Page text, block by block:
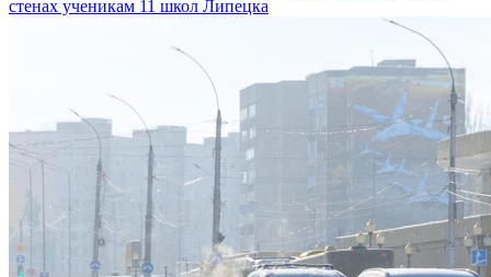
стенах ученикам 11 школ Липецка